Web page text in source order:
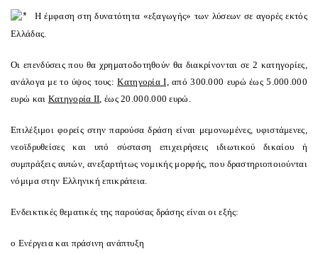
Η έμφαση στη δυνατότητα «εξαγωγής» των λύσεων σε αγορές εκτός
Ελλάδας.
Οι επενδύσεις που θα χρηματοδοτηθούν θα διακρίνονται σε 2 κατηγορίες,
ανάλογα με το ύψος τους:Κατηγορία Ι,από 300.000 ευρώ έως 5.000.000
ευρώ και Κατηγορία ΙΙ, έως 20.000.000 ευρώ.
Επιλέξιμοι φορείς στην παρούσα δράση είναι μεμονωμένες, υφιστάμενες,
νεοϊδρυθείσες και υπό σύσταση επιχειρήσεις ιδιωτικού δικαίου ή
συμπράξεις αυτών, ανεξαρτήτως νομικής μορφής, που δραστηριοποιούνται
νόμιμα στην Ελληνική επικράτεια.
Ενδεικτικές θεματικές της παρούσας δράσης είναι οι εξής:
o Ενέργεια και πράσινη ανάπτυξη